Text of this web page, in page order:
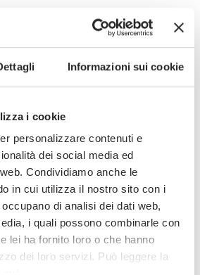
Informazioni sui cookie
i cookie
personalizzare contenuti e
dei social media ed
Condividiamo anche le
in cui utilizza il nostro sito con i
di analisi dei dati web,
i quali possono combinarle con
lei ha fornito loro o che hanno
dei loro servizi. Può leggere la
empresa activa en el sector de la robótica y la IA
con cuestiones jurídicas vinculadas a las
normativo relacionados con sistemas
relativos a infraestructuras de conectividad
en materia de gobernanza de datos, servicios
mercantil y requisitos de cumplimiento
de la economía espacial (space